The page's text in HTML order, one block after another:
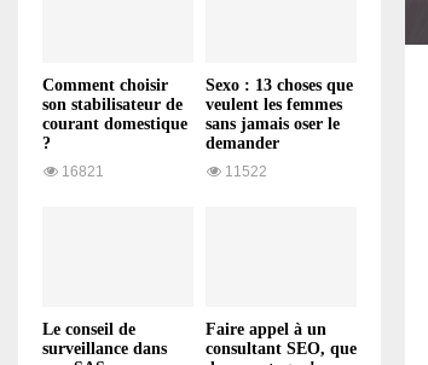
Comment choisir
son stabilisateur de
courant domestique
?
16821
Sexo : 13 choses que
veulent les femmes
sans jamais oser le
demander
11522
Le conseil de
surveillance dans
Faire appel à un
consultant SEO, que